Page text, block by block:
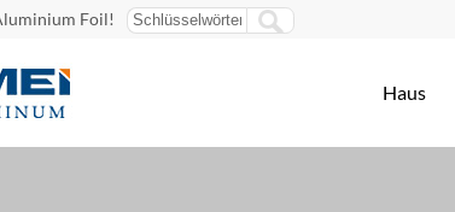
Foil!
Haus